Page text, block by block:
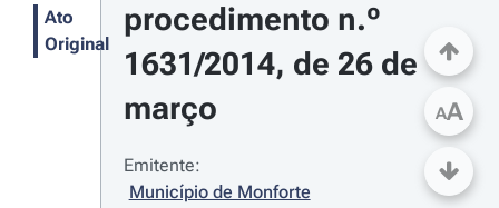
Ato
Original
procedimento n.º
1631/2014, de 26 de
março
Emitente:
Município de Monforte
AA